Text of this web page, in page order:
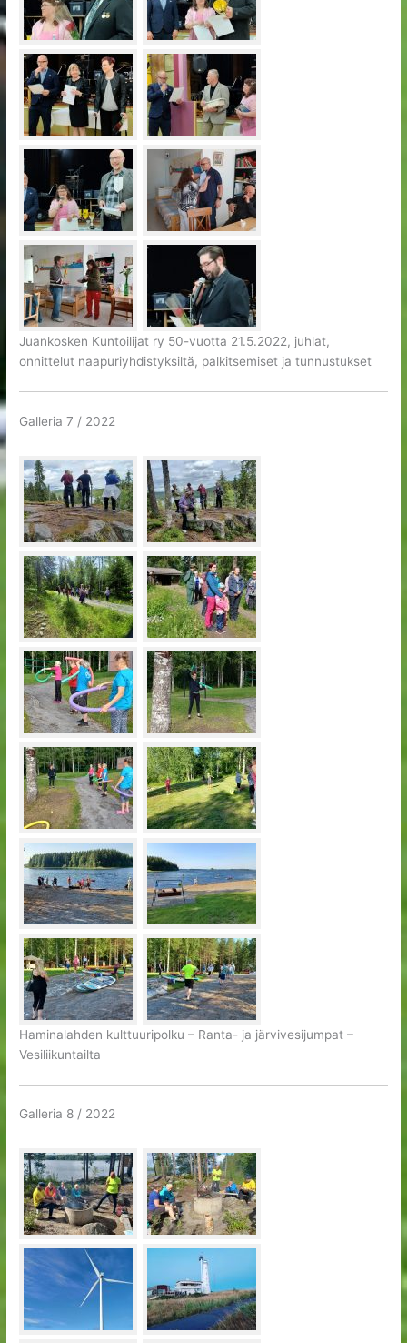
Juankosken Kuntoilijat ry 50-vuotta 21.5.2022, juhlat,
onnittelut naapuriyhdistyksiltä, palkitsemiset ja tunnustukset
Galleria 7 / 2022
Haminalahden kulttuuripolku – Ranta- ja järvivesijumpat –
Vesiliikuntailta
Galleria 8 / 2022